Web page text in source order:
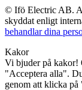
© Ifö Electric AB.
skyddat enligt
behandlar dina
Kakor
Vi bjuder på kakor!
"Acceptera alla".
genom att klicka